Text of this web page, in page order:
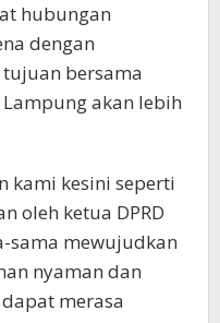
hubungan
dengan
bersama
akan lebih
kami kesini seperti
oleh ketua DPRD
sama mewujudkan
nyaman dan
merasa